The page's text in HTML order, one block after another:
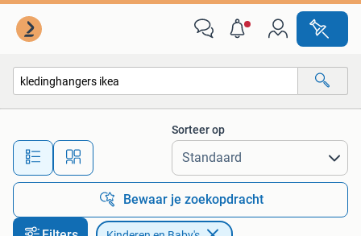
Alle afstanden…
Sorteer op
Bewaar je zoekopdracht